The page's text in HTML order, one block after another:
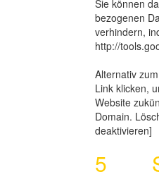
Sie können
bezogenen
verhindern,
http://
Alternativ
Link klicken,
Website
Domain.
deaktivieren]
5